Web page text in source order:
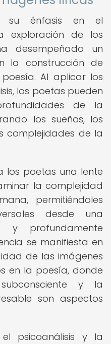
su énfasis en el
exploración de los
desempeñado un
la construcción de
Al aplicar los
los poetas pueden
de la
los sueños, los
complejidades de la
los poetas una lente
la complejidad
permitiéndoles
desde una
y profundamente
se manifiesta en
de las imágenes
en la poesía, donde
y la
son aspectos
psicoanálisis y la